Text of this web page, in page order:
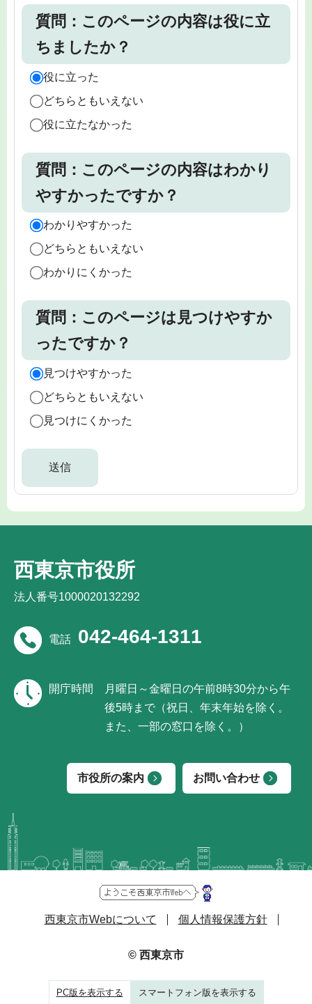
質問：このページの内容は役に立
ちましたか？
役に立った
どちらともいえない
役に立たなかった
質問：このページの内容はわかり
やすかったですか？
わかりやすかった
どちらともいえない
わかりにくかった
質問：このページは見つけやすか
ったですか？
見つけやすかった
どちらともいえない
見つけにくかった
西東京市役所
法人番号1000020132292
電話 042-464-1311
開庁時間
月曜日～金曜日の午前8時30分から午
後5時まで（祝日、年末年始を除く。
また、一部の窓口を除く。）
市役所の案内 お問い合わせ
西東京市Webについて 個人情報保護方針
© 西東京市
PC版を表示する スマートフォン版を表示する